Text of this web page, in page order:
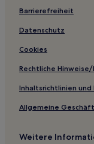
Valera Fratta Hotels
San Bassano Hotels
Fombio Hotels
Annicco Hotels
Arena Po Hotels
Cornovecchio
Barrierefreiheit
Datenschutz
Cookies
Rechtliche
Inhaltsrichtlinien
Allgemeine
Weitere